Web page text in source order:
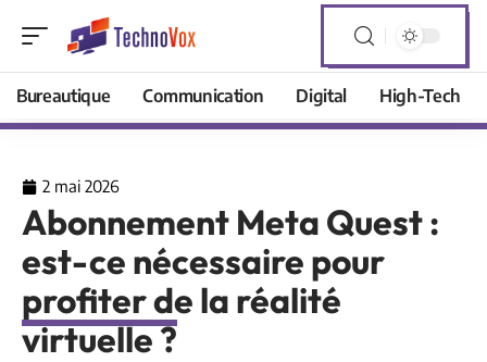
Bureautique Communication Digital High-Tech
2 mai 2026
Abonnement Meta Quest :
est-ce nécessaire pour
profiter de la réalité
virtuelle ?